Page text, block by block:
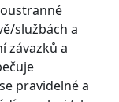
službách a
závazků a
pravidelné a